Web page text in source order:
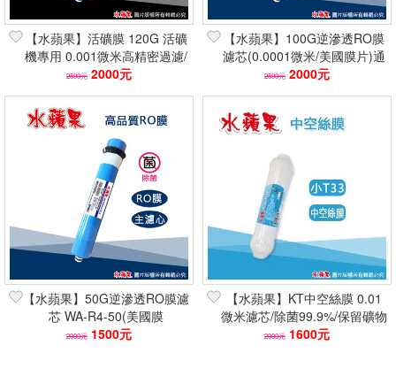
【水蘋果】活礦膜 120G 活礦
機專用 0.001微米高精密過濾/
除菌99.9% 快速到貨/刷卡含稅
2500元 2000元
【水蘋果】100G逆滲透RO膜
濾芯(0.0001微米/美國膜片)通
過NSF認證/有效濾除重金屬
2500元 2000元
【水蘋果】50G逆滲透RO膜濾
芯 WA-R4-50(美國膜
片/0.0001微米)通過NSF認證
2000元 1500元
【水蘋果】KT中空絲膜 0.01
微米濾芯/除菌99.9%/保留礦物
質 快速到貨/刷卡含稅
2000元 1600元